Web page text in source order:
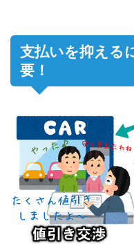
支払いを抑える
要！